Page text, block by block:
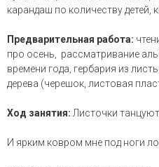
карандаш по количеству детей,
Предварительная работа:
про осень, рассматривание
времени года, гербария из
дерева (черешок, листовая
Ход занятия: Листочки
И ярким ковром мне под ноги